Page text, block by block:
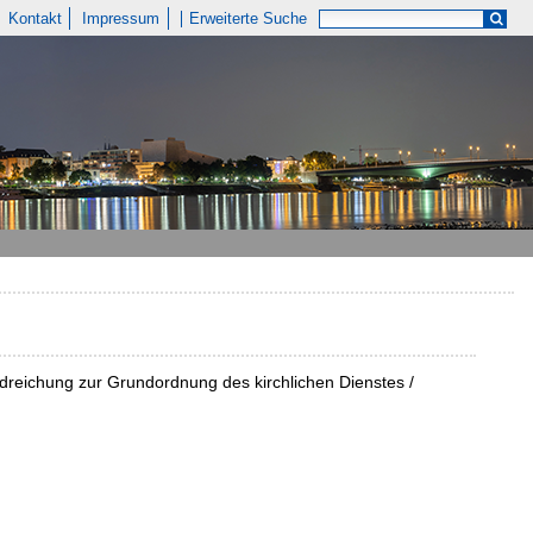
Kontakt Impressum Erweiterte Suche
zur Grundordnung des kirchlichen Dienstes /